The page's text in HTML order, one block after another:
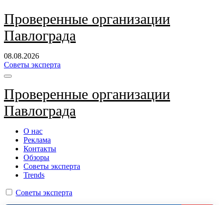
Перейти
к
содержанию
Проверенные организации
Павлограда
08.08.2026
Советы эксперта
Проверенные организации
Павлограда
О нас
Реклама
Контакты
Обзоры
Советы эксперта
Trends
Советы эксперта